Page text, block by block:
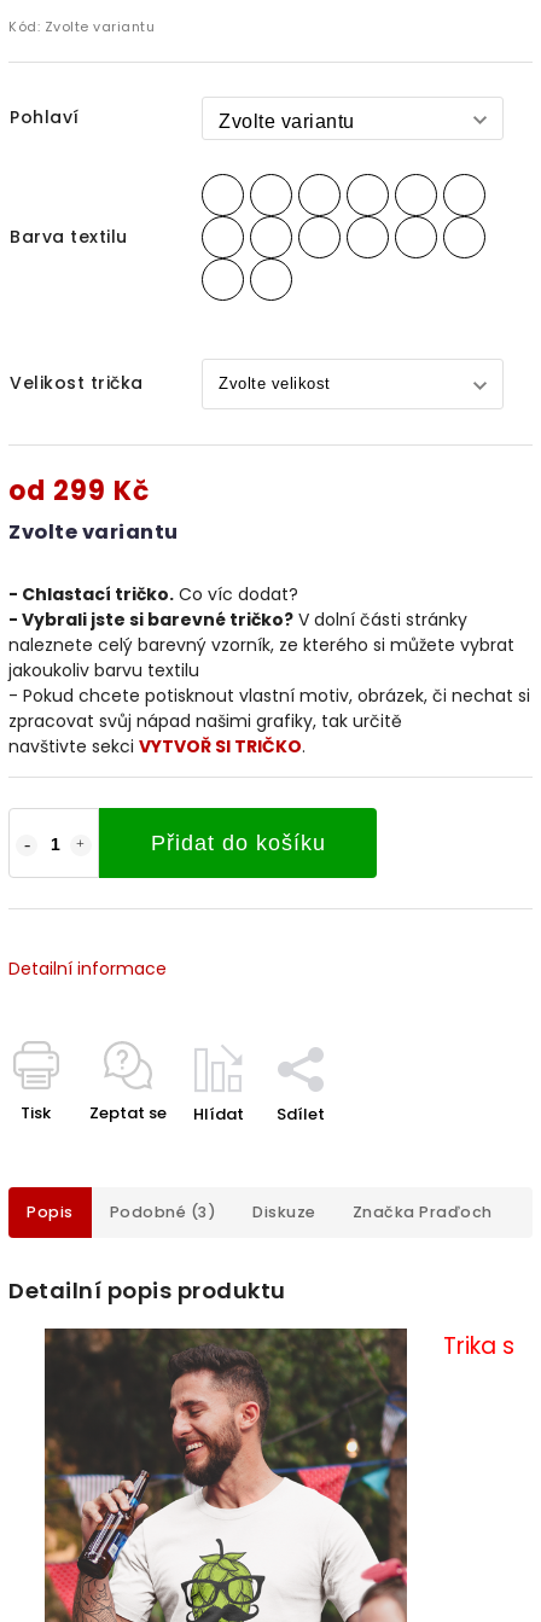
Kód: Zvolte variantu
Pohlaví
Barva textilu
Velikost trička
od 299 Kč
Zvolte variantu
Přidat do košíku
- Chlastací tričko. Co víc dodat?
- Vybrali jste si barevné tričko? V dolní části stránky
naleznete celý barevný vzorník, ze kterého si můžete vybrat
jakoukoliv barvu textilu
- Pokud chcete potisknout vlastní motiv, obrázek, či nechat si
zpracovat svůj nápad našimi grafiky, tak určitě
navštivte sekci VYTVOŘ SI TRIČKO.
Detailní informace
Tisk Zeptat se Hlídat Sdílet
Popis Podobné (3) Diskuze Značka Praďoch
Detailní popis produktu
Trika s